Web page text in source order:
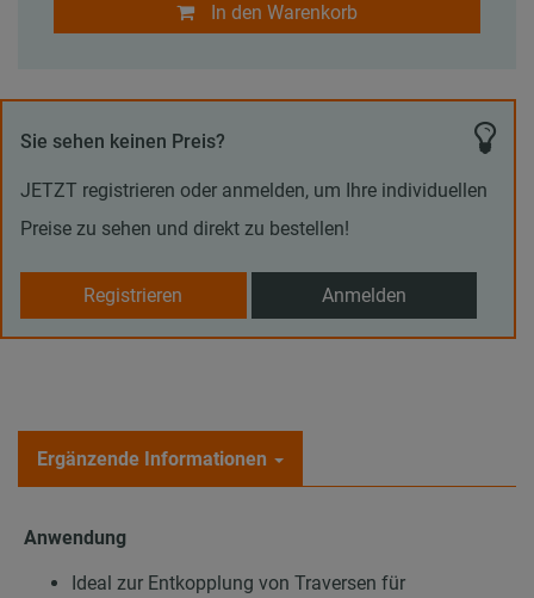
In den Warenkorb
Sie sehen keinen Preis?
JETZT registrieren oder anmelden, um Ihre individuellen
Preise zu sehen und direkt zu bestellen!
Registrieren Anmelden
Ergänzende Informationen
Anwendung
Ideal zur Entkopplung von Traversen für